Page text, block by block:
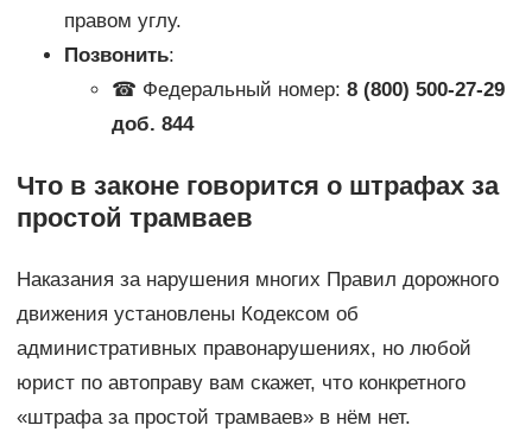
правом углу.
Позвонить:
☎ Федеральный номер: 8 (800) 500-27-29
доб. 844
Что в законе говорится о штрафах за
простой трамваев
Наказания за нарушения многих Правил дорожного
движения установлены Кодексом об
административных правонарушениях, но любой
юрист по автоправу вам скажет, что конкретного
«штрафа за простой трамваев» в нём нет.